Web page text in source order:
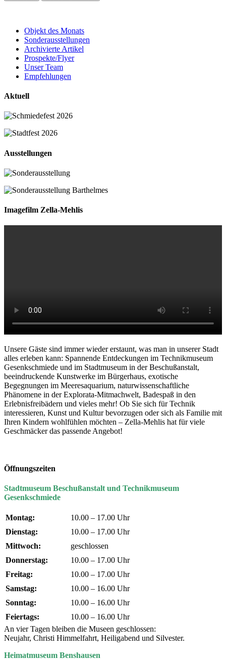
Objekt des Monats
Sonderausstellungen
Archivierte Artikel
Prospekte/Flyer
Unser Team
Empfehlungen
Aktuell
Ausstellungen
Imagefilm Zella-Mehlis
Unsere Gäste sind immer wieder erstaunt, was man in unserer Stadt
alles erleben kann: Spannende Entdeckungen im Technikmuseum
Gesenkschmiede und im Stadtmuseum in der Beschußanstalt,
beeindruckende Kunstwerke im Bürgerhaus, exotische
Begegnungen im Meeresaquarium, naturwissenschaftliche
Phänomene in der Explorata-Mitmachwelt, Badespaß in den
Erlebnisfreibädern und vieles mehr! Ob Sie sich für Technik
interessieren, Kunst und Kultur bevorzugen oder sich als Familie mit
Ihren Kindern wohlfühlen möchten – Zella-Mehlis hat für viele
Geschmäcker das passende Angebot!
Öffnungszeiten
Stadtmuseum Beschußanstalt und Technikmuseum
Gesenkschmiede
Montag:
10.00 – 17.00 Uhr
Dienstag:
10.00 – 17.00 Uhr
Mittwoch:
geschlossen
Donnerstag:
10.00 – 17.00 Uhr
Freitag:
10.00 – 17.00 Uhr
Samstag:
10.00 – 16.00 Uhr
Sonntag:
10.00 – 16.00 Uhr
Feiertags:
10.00 – 16.00 Uhr
An vier Tagen bleiben die Museen geschlossen:
Neujahr, Christi Himmelfahrt, Heiligabend und Silvester.
Heimatmuseum Benshausen